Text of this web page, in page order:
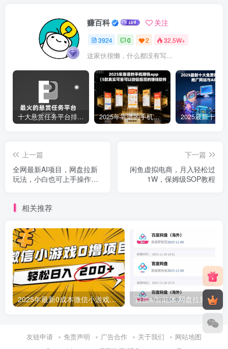
赚百科 关注
3924 0 2 32.5W+
这家伙很懒，什么都没有写...
十大悬赏任务平台排行榜（全网最好的悬赏任务平台） 2025年靠谱的手机赚钱app（5款真实可靠可以微信提现的赚钱软件）
上一篇
全网最新AI项目，网盘拉新
玩法，小白也可上手操作，
下一篇
闲鱼虚拟电商，月入轻松过
1W，保姆级SOP教程
相关推荐
2025年最新0成本微信小游戏撸收益小项目，轻松日入200+
友链申请 免责声明 广告合作 关于我们 网站地图